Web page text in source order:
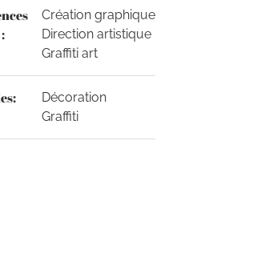
Création graphique
Direction artistique
Graffiti art
Décoration
Graffiti